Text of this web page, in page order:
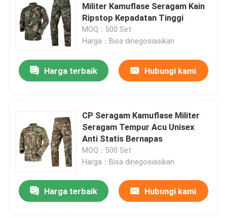
Perlengkapan Berburu Luar Ruangan
Perlengkapan Memancing Luar Ruangan
Sarung Tangan Berkuda Tahan Air
Pakaian Keselamatan Reflektif
Model Militer Modern
Militer Kamuflase Seragam Kain
Ripstop Kepadatan Tinggi
MOQ：500 Set
Harga：Bisa dinegosiasikan
Harga terbaik Hubungi kami
CP Seragam Kamuflase Militer
Seragam Tempur Acu Unisex
Anti Statis Bernapas
MOQ：500 Set
Harga：Bisa dinegosiasikan
Harga terbaik Hubungi kami